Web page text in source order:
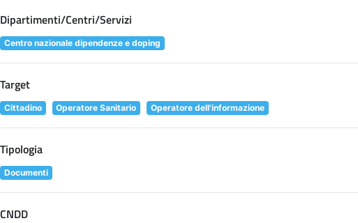
Dipartimenti/Centri/Servizi
Centro nazionale dipendenze e doping
Target
Cittadino Operatore Sanitario Operatore dell'informazione
Tipologia
Documenti
CNDD